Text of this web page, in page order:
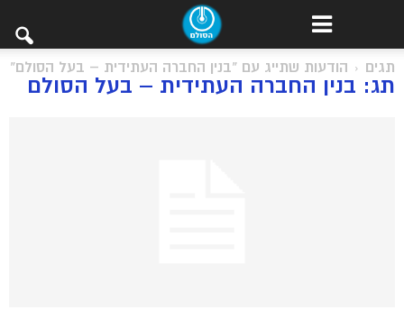
תגים הודעות שתייג עם "בנין החברה העתידית – בעל הסולם"
תג: בנין החברה העתידית – בעל הסולם